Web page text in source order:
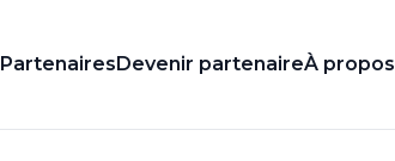
PartenairesDevenir partenaireÀ propos